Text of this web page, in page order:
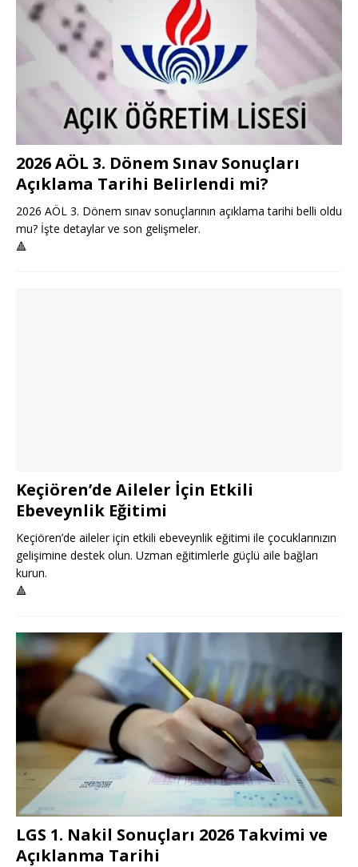
2026 AÖL 3. Dönem Sınav Sonuçları
Açıklama Tarihi Belirlendi mi?
2026 AÖL 3. Dönem sınav sonuçlarının açıklama tarihi belli oldu
mu? İşte detaylar ve son gelişmeler.
🔺
Keçiören’de Aileler İçin Etkili
Ebeveynlik Eğitimi
Keçiören’de aileler için etkili ebeveynlik eğitimi ile çocuklarınızın
gelişimine destek olun. Uzman eğitimlerle güçlü aile bağları
kurun.
🔺
LGS 1. Nakil Sonuçları 2026 Takvimi ve
Açıklanma Tarihi